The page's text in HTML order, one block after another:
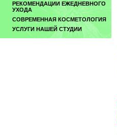
РЕКОМЕНДАЦИИ ЕЖЕДНЕВНОГО
УХОДА
СОВРЕМЕННАЯ КОСМЕТОЛОГИЯ
УСЛУГИ НАШЕЙ СТУДИИ